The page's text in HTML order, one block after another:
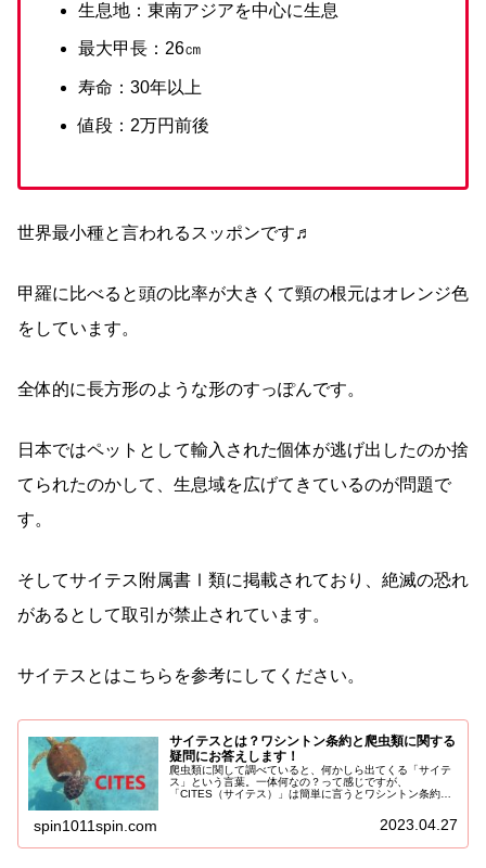
生息地：東南アジアを中心に生息
最大甲長：26㎝
寿命：30年以上
値段：2万円前後
世界最小種と言われるスッポンです♬
甲羅に比べると頭の比率が大きくて頸の根元はオレンジ色
をしています。
全体的に長方形のような形のすっぽんです。
日本ではペットとして輸入された個体が逃げ出したのか捨
てられたのかして、生息域を広げてきているのが問題で
す。
そしてサイテス附属書Ⅰ類に掲載されており、絶滅の恐れ
があるとして取引が禁止されています。
サイテスとはこちらを参考にしてください。
サイテスとは？ワシントン条約と爬虫類に関する
疑問にお答えします！
爬虫類に関して調べていると、何かしら出てくる「サイテ
ス」という言葉。一体何なの？って感じですが、
「CITES（サイテス）」は簡単に言うとワシントン条約の
spin1011spin.com 2023.04.27